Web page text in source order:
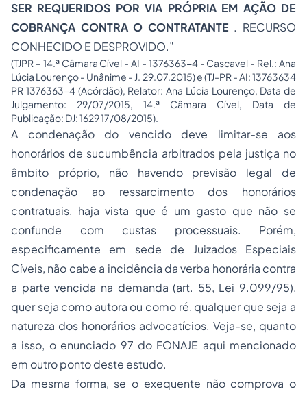
SER REQUERIDOS POR VIA PRÓPRIA EM AÇÃO DE
COBRANÇA CONTRA O CONTRATANTE . RECURSO
CONHECIDO E DESPROVIDO.”
(TJPR – 14.ª Câmara Cível - AI - 1376363-4 - Cascavel - Rel.: Ana
Lúcia Lourenço - Unânime - J. 29.07.2015) e (TJ-PR - AI: 13763634
PR 1376363-4 (Acórdão), Relator: Ana Lúcia Lourenço, Data de
Julgamento: 29/07/2015, 14.ª Câmara Cível, Data de
Publicação: DJ: 1629 17/08/2015).
A condenação do vencido deve limitar-se aos
honorários de sucumbência arbitrados pela justiça no
âmbito próprio, não havendo previsão legal de
condenação ao ressarcimento dos honorários
contratuais, haja vista que é um gasto que não se
confunde com custas processuais. Porém,
especificamente em sede de Juizados Especiais
Cíveis, não cabe a incidência da verba honorária contra
a parte vencida na demanda (art. 55, Lei 9.099/95),
quer seja como autora ou como ré, qualquer que seja a
natureza dos honorários advocatícios. Veja-se, quanto
a isso, o enunciado 97 do FONAJE aqui mencionado
em outro ponto deste estudo.
Da mesma forma, se o exequente não comprova o